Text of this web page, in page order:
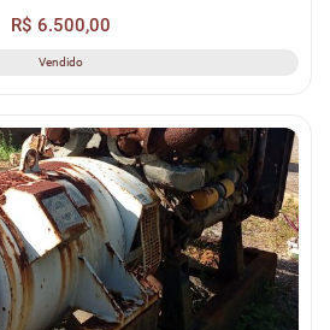
R$ 6.500,00
Vendido